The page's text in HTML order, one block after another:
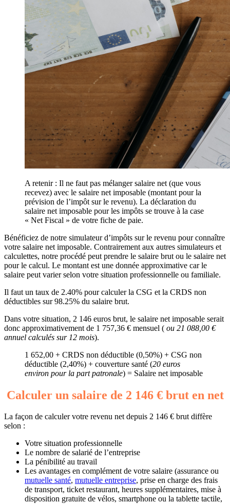
A retenir : Il ne faut pas mélanger salaire net (que vous
recevez) avec le salaire net imposable (montant pour la
prévision de l’impôt sur le revenu). La déclaration du
salaire net imposable pour les impôts se trouve à la case
« Net Fiscal » de votre fiche de paie.
Bénéficiez de notre simulateur d’impôts sur le revenu pour connaître
votre salaire net imposable. Contrairement aux autres simulateurs et
calculettes, notre procédé peut prendre le salaire brut ou le salaire net
pour le calcul. Le montant est une donnée approximative car le
salaire peut varier selon votre situation professionnelle ou familiale.
Il faut un taux de 2.40% pour calculer la CSG et la CRDS non
déductibles sur 98.25% du salaire brut.
Dans votre situation, 2 146 euros brut, le salaire net imposable serait
donc approximativement de 1 757,36 € mensuel ( ou 21 088,00 €
annuel calculés sur 12 mois).
1 652,00 + CRDS non déductible (0,50%) + CSG non
déductible (2,40%) + couverture santé (20 euros
environ pour la part patronale) = Salaire net imposable
Calculer un salaire de 2 146 € brut en net
La façon de calculer votre revenu net depuis 2 146 € brut diffère
selon :
Votre situation professionnelle
Le nombre de salarié de l’entreprise
La pénibilité au travail
Les avantages en complément de votre salaire (assurance ou
mutuelle santé, mutuelle entreprise, prise en charge des frais
de transport, ticket restaurant, heures supplémentaires, mise à
disposition gratuite de vélos, smartphone ou la tablette tactile,